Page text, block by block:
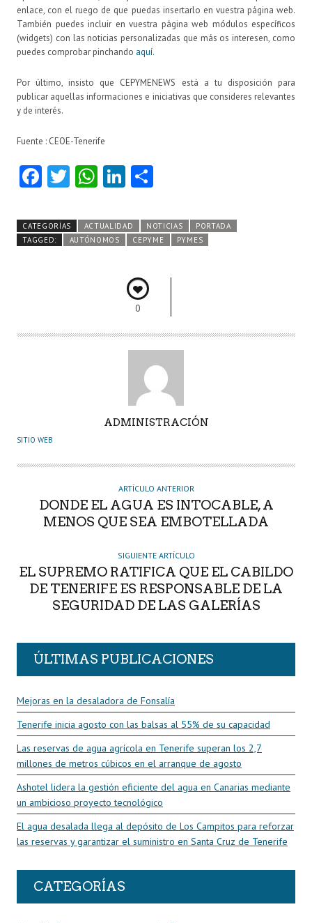
enlace, con el ruego de que puedas insertarlo en vuestra página web.
También puedes incluir en vuestra página web módulos específicos
(widgets) con las noticias personalizadas que más os interesen, como
puedes comprobar pinchando aquí.
Por último, insisto que CEPYMENEWS está a tu disposición para
publicar aquellas informaciones e iniciativas que consideres relevantes
y de interés.
Fuente : CEOE-Tenerife
Fa
b
o
T
itt
er
W
ts
A
Li
e
dI
m
pa
CATEGORÍAS ACTUALIDAD NOTICIAS
PORTADA
TAGGED:
AUTÓNOMOS CEPYME PYMES
0
U
O
ADMINISTRACIÓN
SITIO WEB
ARTÍCULO ANTERIOR
DONDE EL AGUA ES INTOCABLE, A
MENOS QUE SEA EMBOTELLADA
SIGUIENTE ARTÍCULO
EL SUPREMO RATIFICA QUE EL CABILDO
DE TENERIFE ES RESPONSABLE DE LA
SEGURIDAD DE LAS GALERÍAS
ÚLTIMAS PUBLICACIONES
Mejoras en la desaladora de Fonsalía
Tenerife inicia agosto con las balsas al 55% de su capacidad
Las reservas de agua agrícola en Tenerife superan los 2,7
millones de metros cúbicos en el arranque de agosto
Ashotel lidera la gestión eficiente del agua en Canarias mediante
un ambicioso proyecto tecnológico
El agua desalada llega al depósito de Los Campitos para reforzar
las reservas y garantizar el suministro en Santa Cruz de Tenerife
CATEGORÍAS